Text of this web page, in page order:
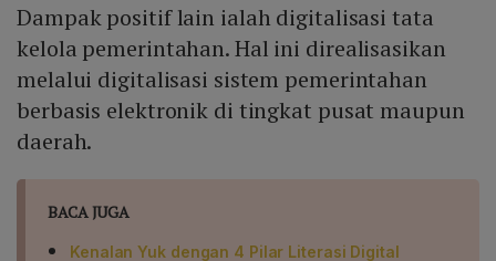
Dampak positif lain ialah digitalisasi tata
kelola pemerintahan. Hal ini direalisasikan
melalui digitalisasi sistem pemerintahan
berbasis elektronik di tingkat pusat maupun
daerah.
BACA JUGA
Kenalan Yuk dengan 4 Pilar Literasi Digital